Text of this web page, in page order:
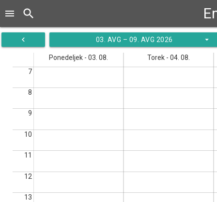
menu search
navigate_before 03. AVG – 09. AVG 2026 arrow_drop_down
Ponedeljek - 03. 08.
Torek - 04. 08.
7
8
9
10
11
12
13